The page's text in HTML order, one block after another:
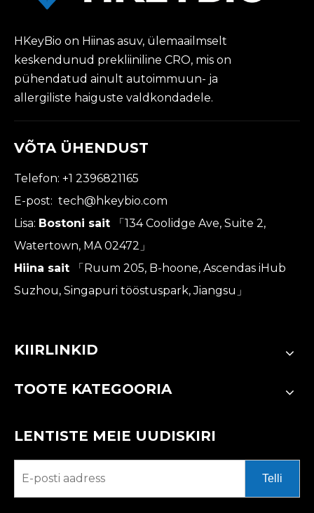
HKeyBio on Hiinas asuv, ülemaailmselt
keskendunud prekliiniline CRO, mis on
pühendatud ainult autoimmuun- ja
allergiliste haiguste valdkondadele.
VÕTA ÜHENDUST
Telefon: +1 2396821165
E-post: tech@hkeybio.com
Lisa: Bostoni sait
「134 Coolidge Ave, Suite 2,
Watertown, MA 02472」
Hiina sait
「Ruum 205, B-hoone, Ascendas iHub
Suzhou, Singapuri tööstuspark, Jiangsu」
KIIRLINKID
TOOTE KATEGOORIA
LENTISTE MEIE UUDISKIRI
Telli